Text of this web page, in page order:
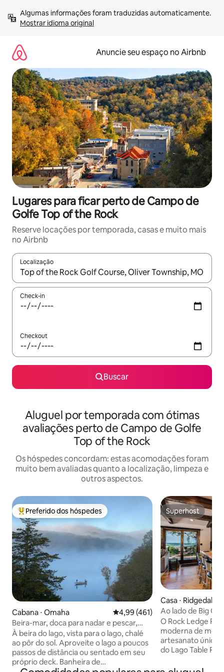
para
Mostrar idioma original
Anuncie seu espaço no Airbnb
Lugares para ficar perto de Campo de
Golfe Top of the Rock
Reserve locações por temporada, casas e muito mais
no Airbnb
Localização
Quando os resultados estiverem disponíveis, explore-os
Check-in
Checkout
Buscar
Aluguel por temporada com ótimas
avaliações perto de Campo de Golfe
Top of the Rock
Os hóspedes concordam: estas acomodações foram
muito bem avaliadas quanto a localização, limpeza e
outros aspectos.
Entre os melhores preferidos dos hóspedes
Preferido dos hóspedes
Cabana ⋅ Omaha 4,99 de uma avaliação média de
4,99 (461)
Beira-mar, doca para nadar e pescar,
banheira de hidromassagem, Branson
À beira do lago, vista para o lago, chalé
ao pôr do sol. Aproveite o lago a poucos
passos de distância ou sentado em seu
próprio deck. Banheira de
Superhost
Superhost
Casa ⋅ Ridgedale
Ao lado de Big
View-Free Tickets
O Rock Ledge
moderna de
artesanato único
do Lago Table
com móveis de